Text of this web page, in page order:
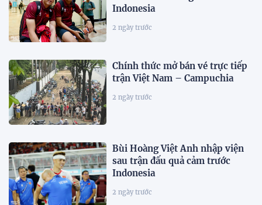
Indonesia
2 ngày trước
Chính thức mở bán vé trực tiếp
trận Việt Nam – Campuchia
2 ngày trước
Bùi Hoàng Việt Anh nhập viện
sau trận đấu quả cảm trước
Indonesia
2 ngày trước